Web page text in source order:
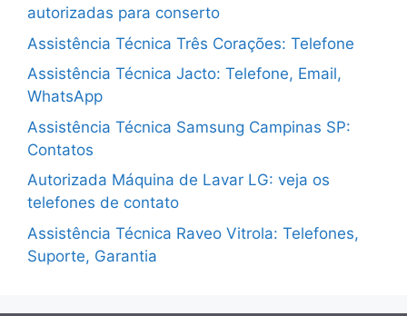
autorizadas para conserto
Assistência Técnica Três Corações: Telefone
Assistência Técnica Jacto: Telefone, Email,
WhatsApp
Assistência Técnica Samsung Campinas SP:
Contatos
Autorizada Máquina de Lavar LG: veja os
telefones de contato
Assistência Técnica Raveo Vitrola: Telefones,
Suporte, Garantia